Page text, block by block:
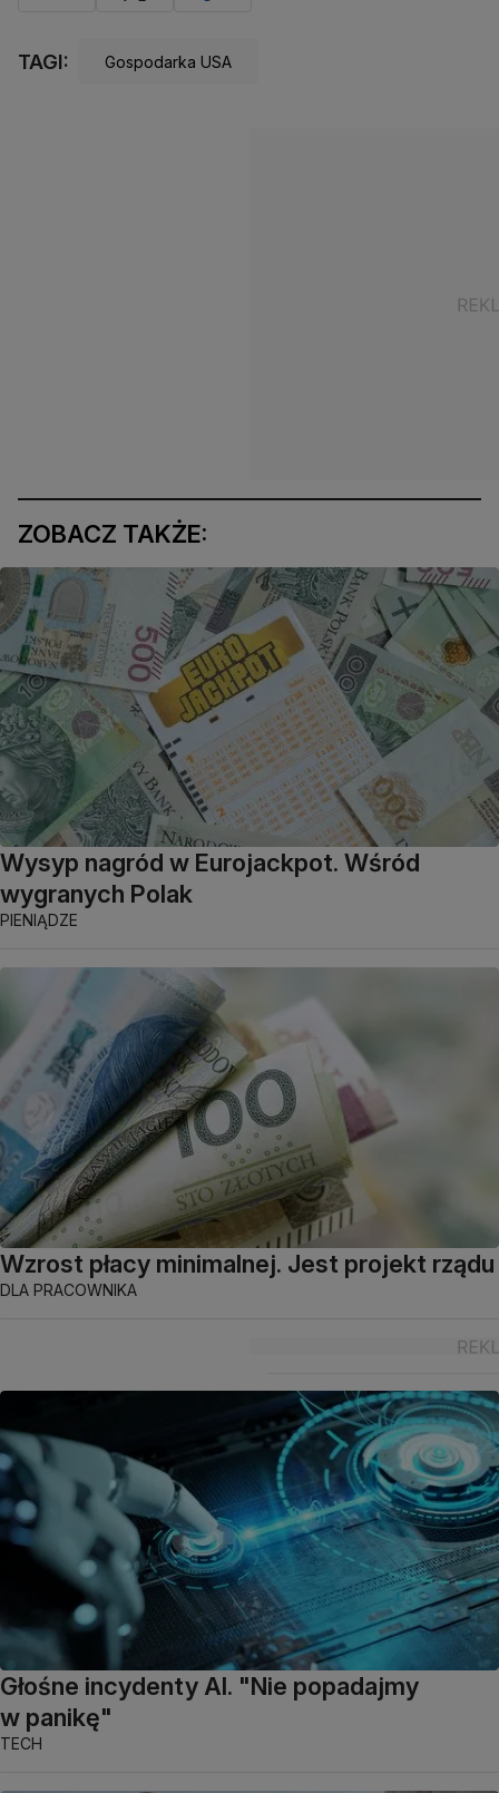
TAGI: Gospodarka USA
ZOBACZ TAKŻE:
Wysyp nagród w Eurojackpot. Wśród
wygranych Polak
PIENIĄDZE
Wzrost płacy minimalnej. Jest projekt rządu
DLA PRACOWNIKA
Głośne incydenty AI. "Nie popadajmy
w panikę"
TECH